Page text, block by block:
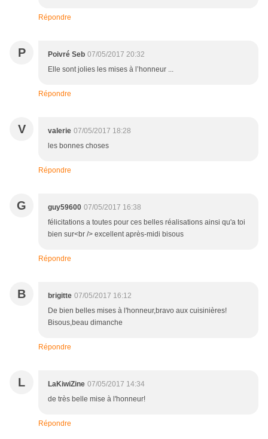
Répondre
P Poivré Seb 07/05/2017 20:32
Elle sont jolies les mises à l’honneur ...
Répondre
V valerie 07/05/2017 18:28
les bonnes choses
Répondre
G guy59600 07/05/2017 16:38
félicitations a toutes pour ces belles réalisations ainsi qu'a toi
bien sur<br /> excellent après-midi bisous
Répondre
B brigitte 07/05/2017 16:12
De bien belles mises à l'honneur,bravo aux cuisinières!
Bisous,beau dimanche
Répondre
L LaKiwiZine 07/05/2017 14:34
de très belle mise à l'honneur!
Répondre